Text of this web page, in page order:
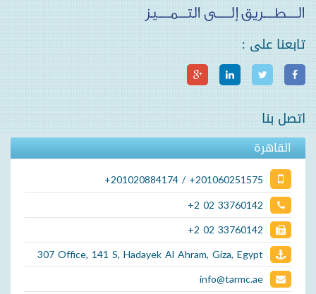
تابعنا على :
اتصل بنا
القاهرة
+201020884174 / +201060251575
+2 02 33760142
+2 02 33760142
307 Office, 141 S, Hadayek Al Ahram, Giza, Egypt
info@tarmc.ae